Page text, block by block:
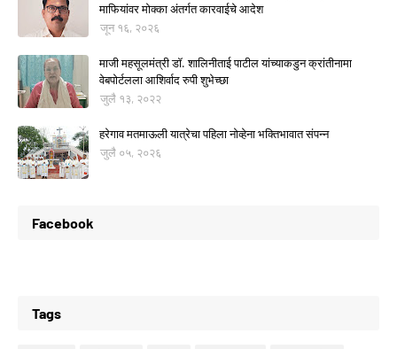
माफियांवर मोक्का अंतर्गत कारवाईचे आदेश
जून १६, २०२६
माजी महसूलमंत्री डॉ. शालिनीताई पाटील यांच्याकडुन क्रांतीनामा
वेबपोर्टलला आशिर्वाद रुपी शुभेच्छा
जुलै १३, २०२२
हरेगाव मतमाऊली यात्रेचा पहिला नोव्हेना भक्तिभावात संपन्न
जुलै ०५, २०२६
Facebook
Tags